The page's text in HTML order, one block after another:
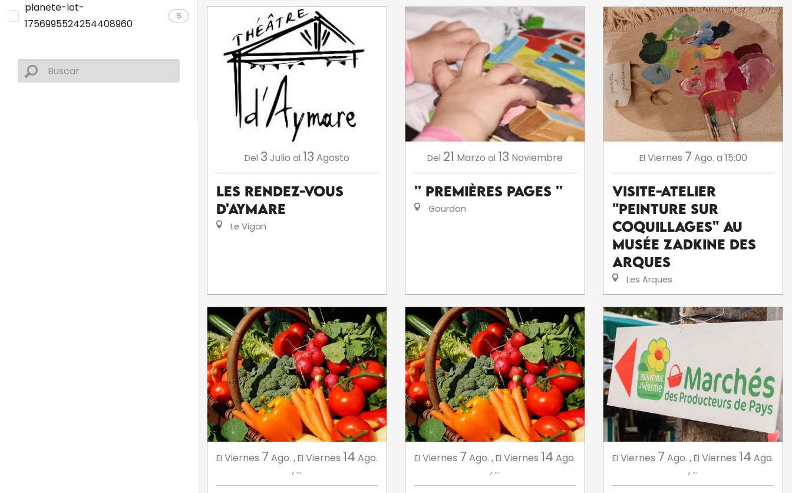
planete-lot-
1756995524254408960
5
Del 3 Julio al 13 Agosto
Les Rendez-Vous
d'Aymare
Le Vigan
Del 21 Marzo al 13 Noviembre
'' Premières Pages ''
Gourdon
El Viernes 7 Ago. a 15:00
Visite-atelier
"Peinture sur
coquillages" au
musée Zadkine des
Arques
Les Arques
El Viernes 7 Ago. ,El Viernes 14 Ago.
, ...
El Viernes 7 Ago. ,El Viernes 14 Ago.
, ...
El Viernes 7 Ago. ,El Viernes 14 Ago.
, ...